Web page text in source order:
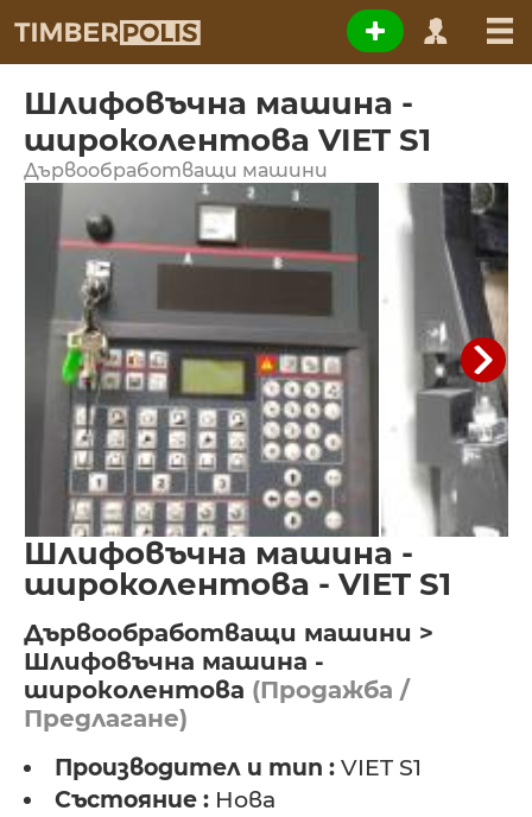
Шлифовъчна машина -
широколентова VIET S1
Дървообработващи машини
Шлифовъчна машина -
широколентова - VIET S1
Дървообработващи машини >
Шлифовъчна машина -
широколентова (Продажба /
Предлагане)
Производител и тип : VIET S1
Състояние : Нова